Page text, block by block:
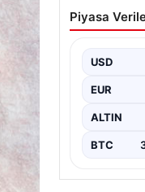
belli
{“title”:
Nedeniyle
“content”:…
Piyasa
USD
EUR
ALTIN
BTC